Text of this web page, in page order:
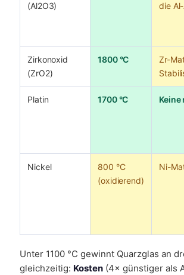
(Al2O3)
die
Zirkonoxid
(ZrO2)
1800 °C
Zr-
Platin 1700 °C Keine
Nickel
800 °C
(oxidierend)
Ni-
Unter 1100 °C gewinnt Quarzglas an
gleichzeitig: Kosten (4× günstiger als